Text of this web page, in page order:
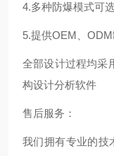
4.多种防爆模式可
5.提供OEM、
全部设计过程均采
构设计分析软件
售后服务：
我们拥有专业的技